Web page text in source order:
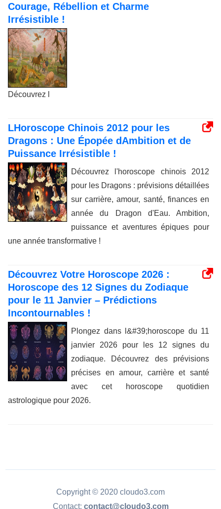
Courage, Rébellion et Charme
Irrésistible !
Découvrez l
LHoroscope Chinois 2012 pour les
Dragons : Une Épopée dAmbition et de
Puissance Irrésistible !
Découvrez l'horoscope chinois 2012
pour les Dragons : prévisions détaillées
sur carrière, amour, santé, finances en
année du Dragon d'Eau. Ambition,
puissance et aventures épiques pour
une année transformative !
Découvrez Votre Horoscope 2026 :
Horoscope des 12 Signes du Zodiaque
pour le 11 Janvier – Prédictions
Incontournables !
Plongez dans l&#39;horoscope du 11
janvier 2026 pour les 12 signes du
zodiaque. Découvrez des prévisions
précises en amour, carrière et santé
avec cet horoscope quotidien
astrologique pour 2026.
Copyright © 2020 cloudo3.com
Contact: contact@cloudo3.com